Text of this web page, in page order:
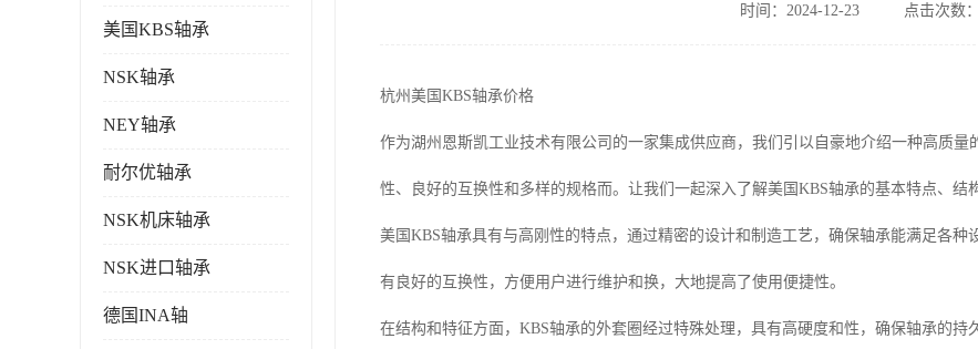
美国KBS轴承
NSK轴承
NEY轴承
耐尔优轴承
NSK机床轴承
NSK进口轴承
德国INA轴
时间：2024-12-23 点击次数
杭州美国KBS轴承价格
作为湖州恩斯凯工业技术有限公司的一家集成供应商，我们引以自豪地介绍一种高质
性、良好的互换性和多样的规格而。让我们一起深入了解美国KBS轴承的基本特点、结
美国KBS轴承具有与高刚性的特点，通过精密的设计和制造工艺，确保轴承能满足各
有良好的互换性，方便用户进行维护和换，大地提高了使用便捷性。
在结构和特征方面，KBS轴承的外套圈经过特殊处理，具有高硬度和性，确保轴承的